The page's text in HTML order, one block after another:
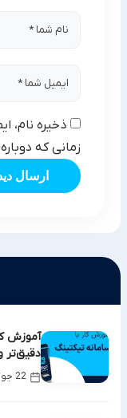
ذخیره نام،
زمانی که
ارسال
آموزش
دقیق‌تر
22 جولای 2026